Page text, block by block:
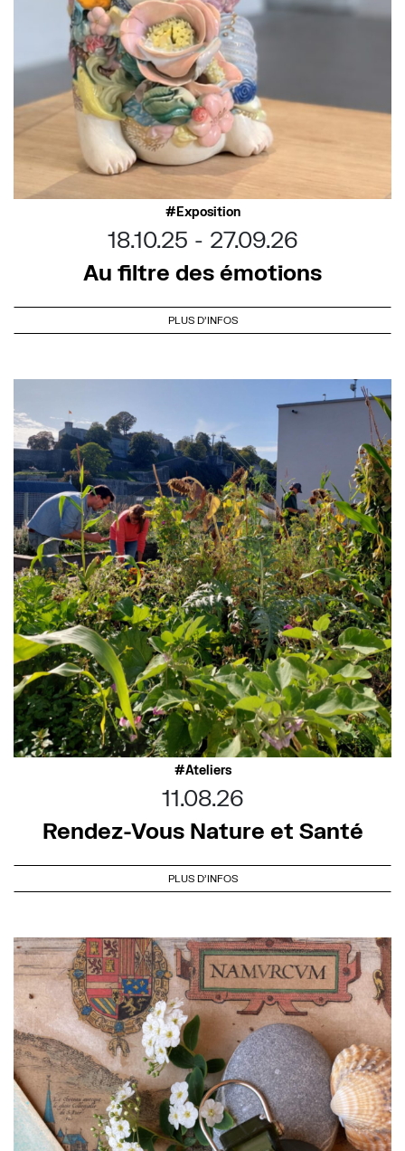
Exposition
18.10.25
27.09.26
Au filtre des émotions
PLUS D'INFOS
Ateliers
11.08.26
Rendez-Vous Nature et Santé
PLUS D'INFOS